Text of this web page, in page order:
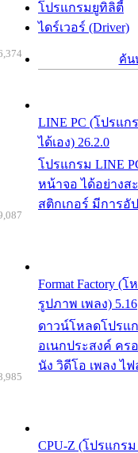
โปรแกรมยูทิลิตี้
ไดร์เวอร์ (Driver)
ค้น
LINE PC (โปรแ
ได้เอง) 26.2.0
โปรแกรม LINE
หน้าจอ ได้อย่างส
สติกเกอร์ มีการอั
Format Factory (
รูปภาพ เพลง) 5.16
ดาวน์โหลดโปรแก
อเนกประสงค์ คร
นัง วิดีโอ เพลง ไ
CPU-Z (โปรแกร